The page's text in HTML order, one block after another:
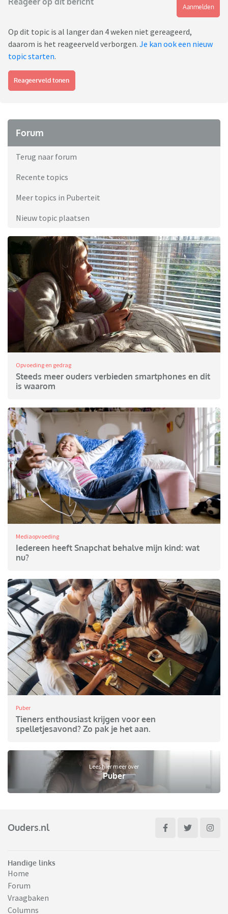
Aanmelden
Op dit topic is al langer dan 4 weken niet gereageerd,
daarom is het reageerveld verborgen. Je kan ook een nieuw
topic starten.
Reageerveld tonen
Forum
Terug naar forum
Recente topics
Meer topics in Puberteit
Nieuw topic plaatsen
Opvoeding en gedrag
Steeds meer ouders verbieden smartphones en dit
is waarom
Mediaopvoeding
Iedereen heeft Snapchat behalve mijn kind: wat
nu?
Puber
Tieners enthousiast krijgen voor een
spelletjesavond? Zo pak je het aan.
Lees hier meer over
Puber
Ouders.nl
Handige links
Home
Forum
Vraagbaken
Columns